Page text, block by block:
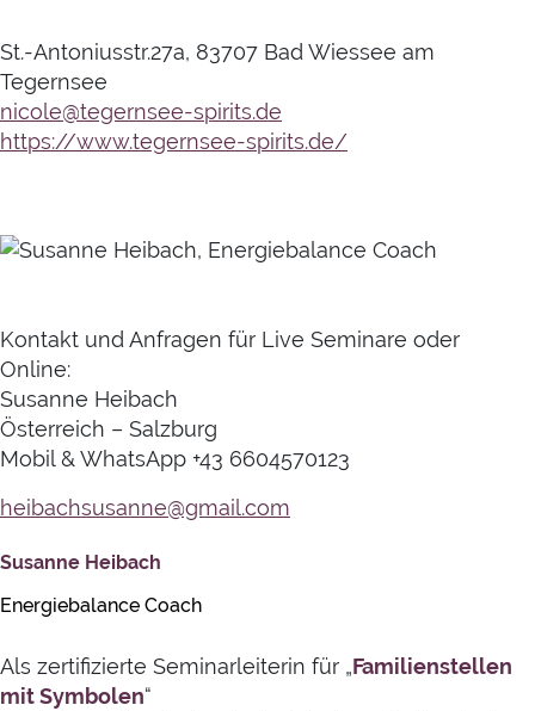
St.-Antoniusstr.27a, 83707 Bad Wiessee am
Tegernsee
nicole@tegernsee-spirits.de
https://www.tegernsee-spirits.de/
Kontakt und Anfragen für Live Seminare oder
Online:
Susanne Heibach
Österreich – Salzburg
Mobil & WhatsApp +43 6604570123
heibachsusanne@gmail.com
Susanne Heibach
Energiebalance Coach
Als zertifizierte Seminarleiterin für „Familienstellen
mit Symbolen“